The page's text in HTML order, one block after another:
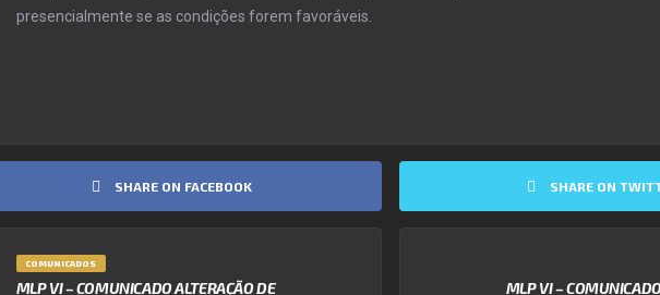
presencialmente se as condições forem favoráveis.
SHARE ON FACEBOOK SHARE ON
COMUNICADOS
MLP VI – COMUNICADO ALTERAÇÃO DE
MLP VI –